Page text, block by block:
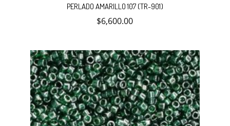
PERLADO AMARILLO 107 (TR-901)
$6,600.00